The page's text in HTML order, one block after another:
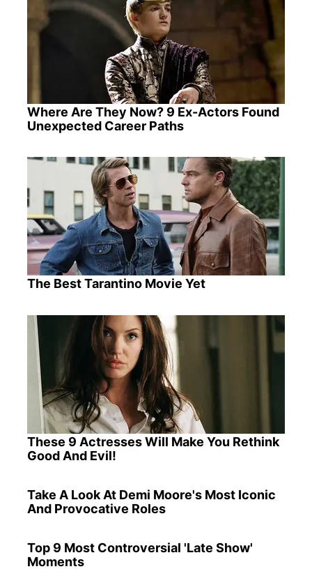
Where Are They Now? 9 Ex-Actors Found
Unexpected Career Paths
The Best Tarantino Movie Yet
These 9 Actresses Will Make You Rethink
Good And Evil!
Take A Look At Demi Moore's Most Iconic
And Provocative Roles
Top 9 Most Controversial 'Late Show'
Moments